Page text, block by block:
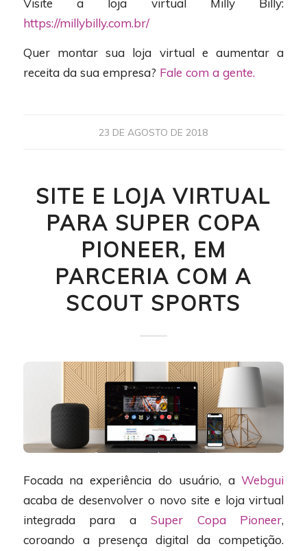
https://millybilly.com.br/
Quer montar sua loja virtual e aumentar a
receita da sua empresa? Fale com a gente.
23 DE AGOSTO DE 2018
SITE E LOJA VIRTUAL
PARA SUPER COPA
PIONEER, EM
PARCERIA COM A
SCOUT SPORTS
Focada na experiência do usuário, aWebgui
acaba de desenvolver o novo site e loja virtual
integrada para a Super Copa Pioneer,
coroando a presença digital da competição.